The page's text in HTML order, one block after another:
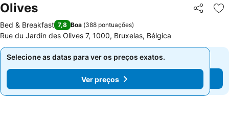
Olives Partilhar
Bed & Breakfast 7,8 Boa (388 pontuações)
Rue du Jardin des Olives 7, 1000, Bruxelas, Bélgica
Selecione as datas para ver os preços exatos.
Ver preços
Selecione as datas para ver os preços exatos.
Ver preços